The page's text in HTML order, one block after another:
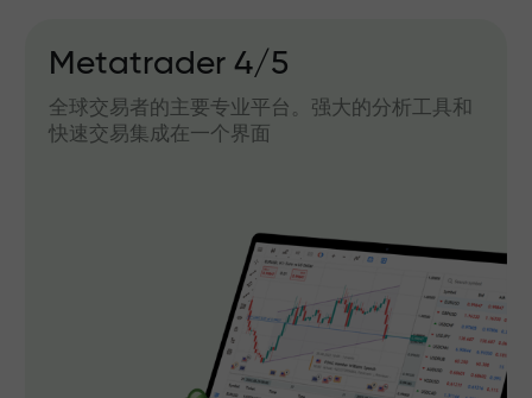
Metatrader 4/5
全球交易者的主要专业平台。强大的分析工具和
快速交易集成在一个界面